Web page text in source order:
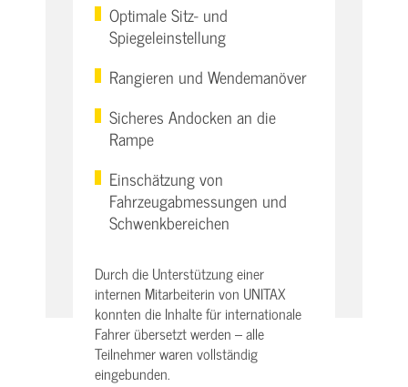
Optimale Sitz- und
Spiegeleinstellung
Rangieren und Wendemanöver
Sicheres Andocken an die
Rampe
Einschätzung von
Fahrzeugabmessungen und
Schwenkbereichen
Durch die Unterstützung einer
internen Mitarbeiterin von UNITAX
konnten die Inhalte für internationale
Fahrer übersetzt werden – alle
Teilnehmer waren vollständig
eingebunden.